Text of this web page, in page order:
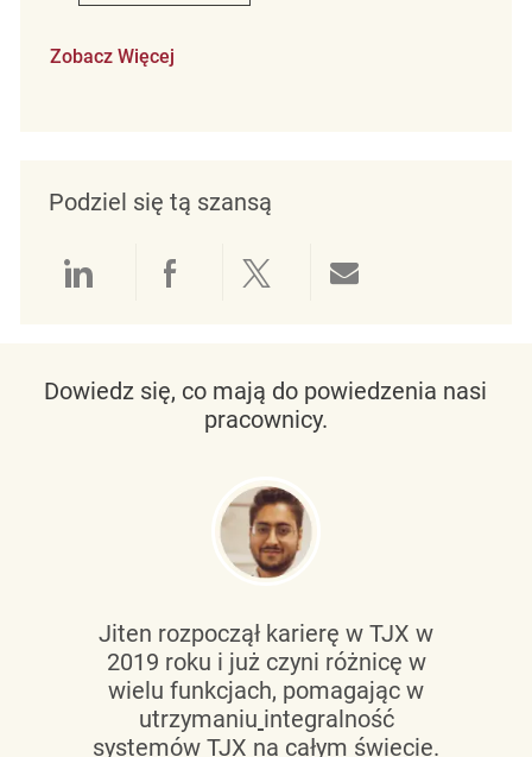
Zobacz Więcej
Podziel się tą szansą
Udostępnianie przez LinkedIn
Udostępnianie przez
Udostępnij przez
Dowiedz się, co mają do powiedzenia nasi
pracownicy.
Jiten rozpoczął karierę w TJX w
2019 roku i już czyni różnicę w
wielu funkcjach, pomagając w
utrzymaniu integralność
systemów TJX na całym świecie.